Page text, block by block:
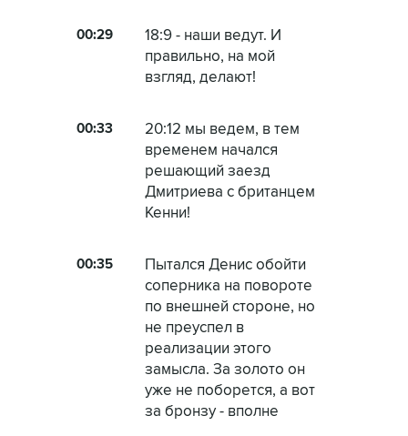
00:29
18:9 - наши ведут. И
правильно, на мой
взгляд, делают!
00:33
20:12 мы ведем, в тем
временем начался
решающий заезд
Дмитриева с британцем
Кенни!
00:35
Пытался Денис обойти
соперника на повороте
по внешней стороне, но
не преуспел в
реализации этого
замысла. За золото он
уже не поборется, а вот
за бронзу - вполне